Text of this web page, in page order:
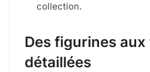
collection.
Des figurines
détaillées